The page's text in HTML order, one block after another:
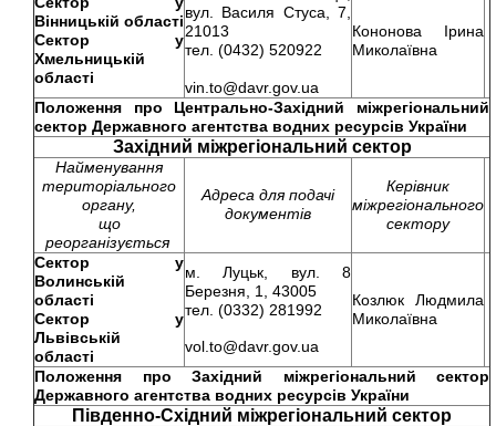
Вінницькій області
Сектор у
Хмельницькій
області
вул. Василя Стуса, 7,
21013
тел. (0432) 520922
vin.to@davr.gov.ua
Кононова Ірина
Миколаївна
Положення про
Центрально-Західний міжрегіональний
сектор Державного агентства водних ресурсів України
Західний міжрегіональний сектор
Найменування
територіального
органу,
що
реорганізується
Адреса для подачі
документів
Керівник
міжрегіонального
сектору
Сектор у
Волинській
області
Сектор у
Львівській
області
м. Луцьк, вул. 8
Березня, 1, 43005
тел. (0332) 281992
vol.to@davr.gov.ua
Козлюк Людмила
Миколаївна
Положення про
Західний міжрегіональний сектор
Державного агентства водних ресурсів України
Південно-Східний міжрегіональний сектор